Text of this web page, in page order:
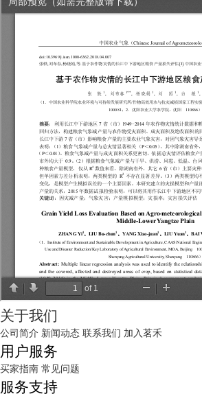
关于我们
公司简介 新闻动态 联系我们 加入茗禾
用户服务
买家指南 常见问题
服务支持